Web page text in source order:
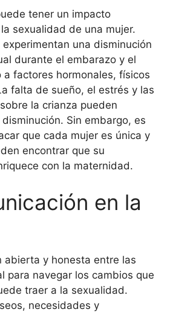
tener un impacto
sexualidad de una mujer.
una disminución
durante el embarazo y el
factores hormonales, físicos
falta de sueño, el estrés y las
la crianza pueden
Sin embargo, es
que cada mujer es única y
encontrar que su
con la maternidad.
en la
abierta y honesta entre las
para navegar los cambios que
traer a la sexualidad.
necesidades y